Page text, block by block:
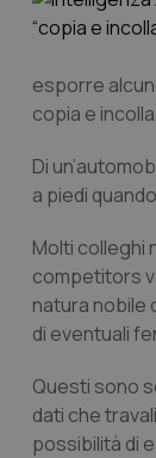
esporre
copia e
Di
a piedi
Molti colleghi
competitors
natura nobile
di eventuali
Questi sono
dati che
possibilità di